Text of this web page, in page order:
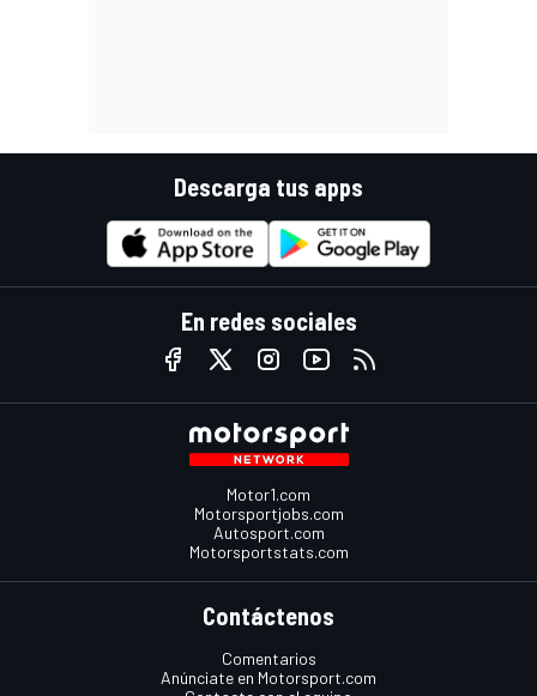
Descarga tus apps
En redes sociales
Motor1.com
Motorsportjobs.com
Autosport.com
Motorsportstats.com
Contáctenos
Comentarios
Anúnciate en Motorsport.com